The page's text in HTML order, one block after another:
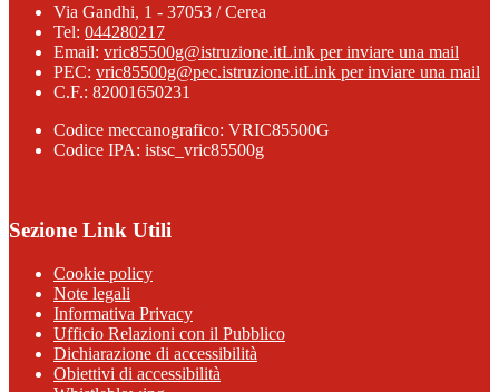
Via Gandhi, 1 - 37053 / Cerea
Tel: 044280217
Email: vric85500g@istruzione.itLink per inviare una mail
PEC: vric85500g@pec.istruzione.itLink per inviare una mail
C.F.: 82001650231
Codice meccanografico: VRIC85500G
Codice IPA: istsc_vric85500g
Sezione Link Utili
Cookie policy
Note legali
Informativa Privacy
Ufficio Relazioni con il Pubblico
Dichiarazione di accessibilità
Obiettivi di accessibilità